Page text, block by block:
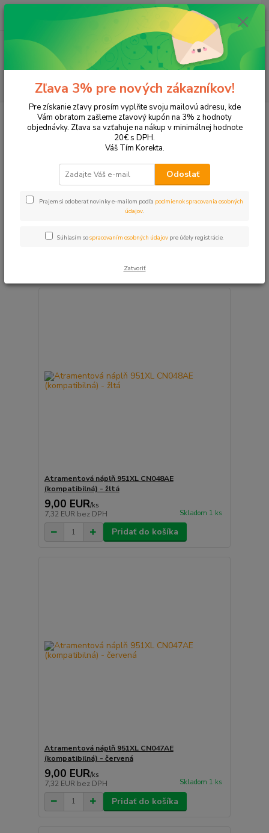
Hľadať
ks
za 0,00 EUR
Tonery a náplne do tlačiarní Hewlett Packard
HP OfficeJet
OfficeJet Pro 8600 All-in-One wifi
OfficeJet Pro 8600 All-in-One wifi
Upresniť parametre
strana
Atramentová náplň 951XL CN048AE
(kompatibilná) - žltá
9,00 EUR/ks
7,32 EUR bez DPH Skladom 1 ks
Pridať do košíka
Atramentová náplň 951XL CN047AE
(kompatibilná) - červená
9,00 EUR/ks
7,32 EUR bez DPH Skladom 1 ks
Pridať do košíka
Zľava 3% pre nových zákazníkov!
Pre získanie zľavy prosím vyplňte svoju mailovú adresu, kde
Vám obratom zašleme zľavový kupón na 3% z hodnoty
objednávky. Zľava sa vzťahuje na nákup v minimálnej hodnote
20€ s DPH.
Váš Tím Korekta.
Odoslať
Prajem si odoberať novinky e-mailom podľa podmienok spracovania osobných
údajov.
Súhlasím sospracovaním osobných údajov pre účely registrácie.
Zatvoriť